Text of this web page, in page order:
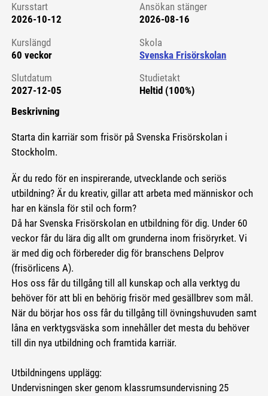
Kursstart 6121209
Kursstart
2026-10-12
Ansökan stänger
2026-08-16
Kurslängd
60 veckor
Skola
Svenska Frisörskolan
Slutdatum
2027-12-05
Studietakt
Heltid (100%)
Beskrivning
Starta din karriär som frisör på Svenska Frisörskolan i
Stockholm.
Är du redo för en inspirerande, utvecklande och seriös
utbildning? Är du kreativ, gillar att arbeta med människor och
har en känsla för stil och form?
Då har Svenska Frisörskolan en utbildning för dig. Under 60
veckor får du lära dig allt om grunderna inom frisöryrket. Vi
är med dig och förbereder dig för branschens Delprov
(frisörlicens A).
Hos oss får du tillgång till all kunskap och alla verktyg du
behöver för att bli en behörig frisör med gesällbrev som mål.
När du börjar hos oss får du tillgång till övningshuvuden samt
låna en verktygsväska som innehåller det mesta du behöver
till din nya utbildning och framtida karriär.
Utbildningens upplägg:
Undervisningen sker genom klassrumsundervisning 25